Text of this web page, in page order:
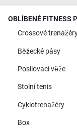
OBLÍBENÉ FITNESS
Crossové
Běžecké pásy
Posilovací věže
Stolní tenis
Cyklotrenažéry
Box